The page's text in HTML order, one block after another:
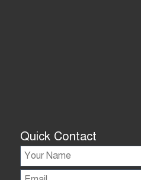
Quick Contact